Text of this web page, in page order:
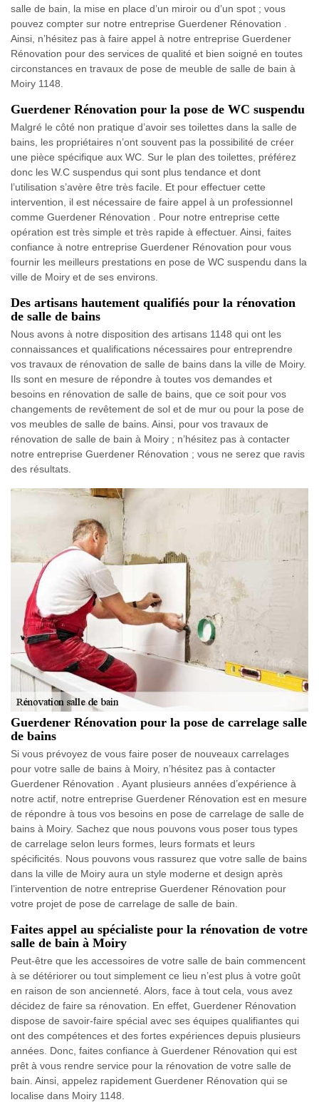
salle de bain, la mise en place d’un miroir ou d’un spot ; vous
pouvez compter sur notre entreprise Guerdener Rénovation .
Ainsi, n’hésitez pas à faire appel à notre entreprise Guerdener
Rénovation pour des services de qualité et bien soigné en toutes
circonstances en travaux de pose de meuble de salle de bain à
Moiry 1148.
Guerdener Rénovation pour la pose de WC suspendu
Malgré le côté non pratique d’avoir ses toilettes dans la salle de
bains, les propriétaires n’ont souvent pas la possibilité de créer
une pièce spécifique aux WC. Sur le plan des toilettes, préférez
donc les W.C suspendus qui sont plus tendance et dont
l’utilisation s’avère être très facile. Et pour effectuer cette
intervention, il est nécessaire de faire appel à un professionnel
comme Guerdener Rénovation . Pour notre entreprise cette
opération est très simple et très rapide à effectuer. Ainsi, faites
confiance à notre entreprise Guerdener Rénovation pour vous
fournir les meilleurs prestations en pose de WC suspendu dans la
ville de Moiry et de ses environs.
Des artisans hautement qualifiés pour la rénovation
de salle de bains
Nous avons à notre disposition des artisans 1148 qui ont les
connaissances et qualifications nécessaires pour entreprendre
vos travaux de rénovation de salle de bains dans la ville de Moiry.
Ils sont en mesure de répondre à toutes vos demandes et
besoins en rénovation de salle de bains, que ce soit pour vos
changements de revêtement de sol et de mur ou pour la pose de
vos meubles de salle de bains. Ainsi, pour vos travaux de
rénovation de salle de bain à Moiry ; n’hésitez pas à contacter
notre entreprise Guerdener Rénovation ; vous ne serez que ravis
des résultats.
Guerdener Rénovation pour la pose de carrelage salle
de bains
Si vous prévoyez de vous faire poser de nouveaux carrelages
pour votre salle de bains à Moiry, n’hésitez pas à contacter
Guerdener Rénovation . Ayant plusieurs années d’expérience à
notre actif, notre entreprise Guerdener Rénovation est en mesure
de répondre à tous vos besoins en pose de carrelage de salle de
bains à Moiry. Sachez que nous pouvons vous poser tous types
de carrelage selon leurs formes, leurs formats et leurs
spécificités. Nous pouvons vous rassurez que votre salle de bains
dans la ville de Moiry aura un style moderne et design après
l’intervention de notre entreprise Guerdener Rénovation pour
votre projet de pose de carrelage de salle de bain.
Faites appel au spécialiste pour la rénovation de votre
salle de bain à Moiry
Peut-être que les accessoires de votre salle de bain commencent
à se détériorer ou tout simplement ce lieu n’est plus à votre goût
en raison de son ancienneté. Alors, face à tout cela, vous avez
décidez de faire sa rénovation. En effet, Guerdener Rénovation
dispose de savoir-faire spécial avec ses équipes qualifiantes qui
ont des compétences et des fortes expériences depuis plusieurs
années. Donc, faites confiance à Guerdener Rénovation qui est
prêt à vous rendre service pour la rénovation de votre salle de
bain. Ainsi, appelez rapidement Guerdener Rénovation qui se
localise dans Moiry 1148.